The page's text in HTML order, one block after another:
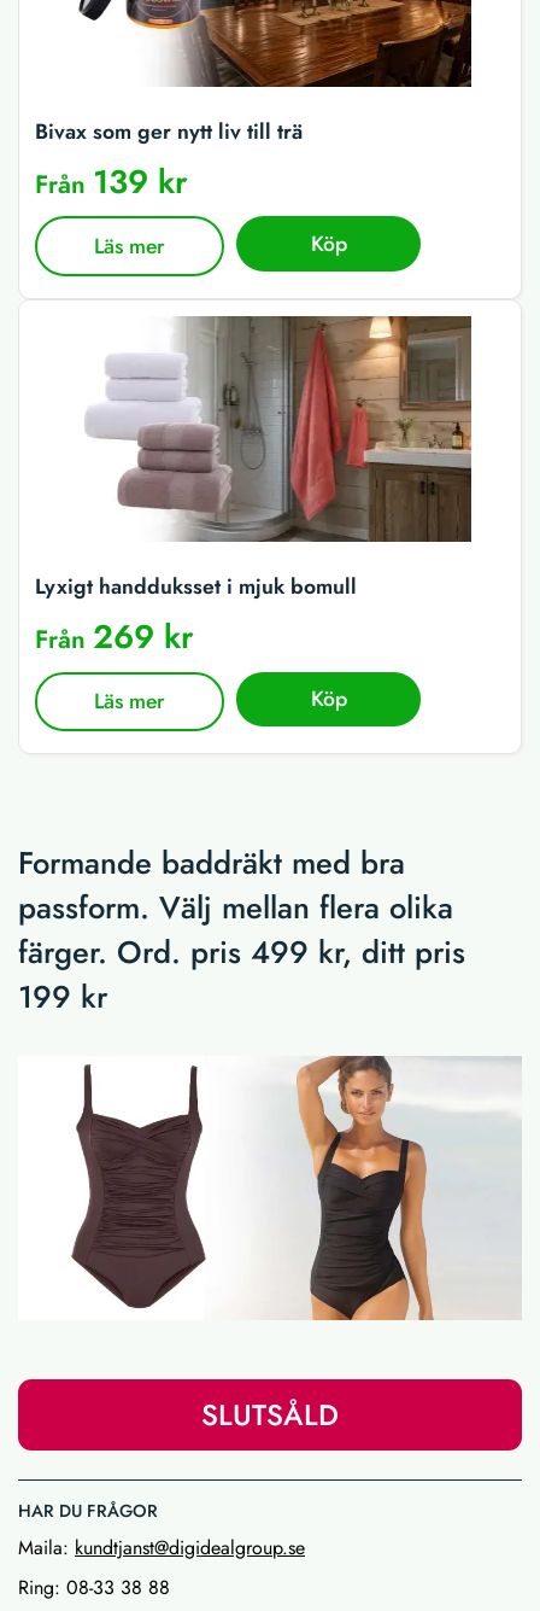
Bivax som ger nytt liv till trä
Från 139 kr
Läs mer Köp
Lyxigt handduksset i mjuk bomull
Från 269 kr
Läs mer Köp
Formande baddräkt med bra
passform. Välj mellan flera olika
färger. Ord. pris 499 kr, ditt pris
199 kr
SLUTSÅLD
HAR DU FRÅGOR
Maila: kundtjanst@digidealgroup.se
Ring: 08-33 38 88